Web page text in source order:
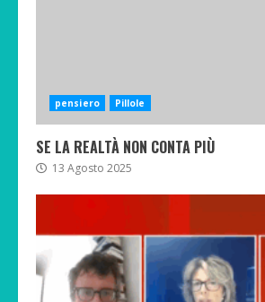
pensiero Pillole
SE LA REALTÀ NON CONTA PIÙ
13 Agosto 2025